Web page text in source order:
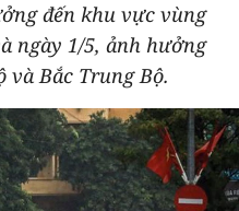
đến khu vực vùng
ngày 1/5, ảnh hưởng
và Bắc Trung Bộ.